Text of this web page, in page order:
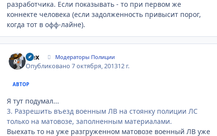
разработчика. Если показывать - то при первом же
коннекте человека (если задолженность привысит порог,
когда тот в офф-лайне).
wex Модераторы Полиции
Опубликовано7 октября, 201312 г.
АВТОР
Я тут подумал...
3. Разрешить въезд военным ЛВ на стоянку полиции ЛС
только на матовозе, заполненным материалами.
Выехать то на уже разгруженном матовозе военный ЛВ уже